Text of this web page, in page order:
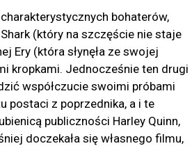
bohaterów,
(który na szczęście nie staje
Ery (która słynęła ze swojej
kropkami. Jednocześnie ten drugi
współczucie swoimi próbami
postaci z poprzednika, a i te
publiczności Harley Quinn,
doczekała się własnego filmu,